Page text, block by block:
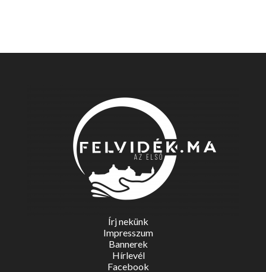
Írj nekünk
Impresszum
Bannerek
Hírlevél
Facebook